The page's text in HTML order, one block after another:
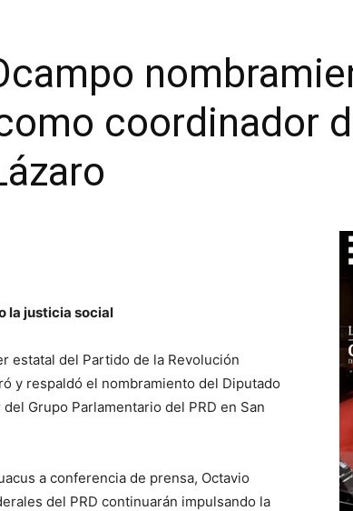
coordinador
la justicia social
estatal del Partido de la Revolución
y respaldó el nombramiento del Diputado
Grupo Parlamentario del PRD en San
a conferencia de prensa, Octavio
del PRD continuarán impulsando la